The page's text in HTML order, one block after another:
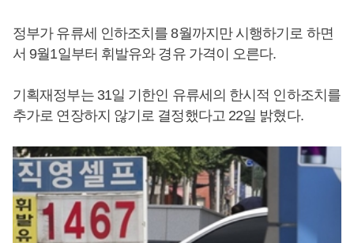
정부가 유류세 인하조치를 8월까지만 시행하기로 하면
서 9월1일부터 휘발유와 경유 가격이 오른다.
기획재정부는 31일 기한인 유류세의 한시적 인하조치를
추가로 연장하지 않기로 결정했다고 22일 밝혔다.